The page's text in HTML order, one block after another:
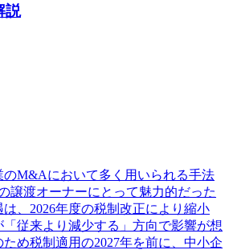
説
M&Aにおいて多く用いられる手法
譲渡オーナーにとって魅力的だった
、2026年度の税制改正により縮小
「従来より減少する」方向で影響が想
め税制適用の2027年を前に、中小企